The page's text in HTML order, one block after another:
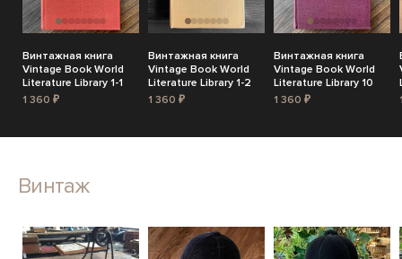
Винтажная книга
Vintage Book World
Literature Library 1-1
1 360 ₽
Винтажная книга
Vintage Book World
Literature Library 1-2
1 360 ₽
Винтажная книга
Vintage Book World
Literature Library 10
1 360 ₽
Винтаж